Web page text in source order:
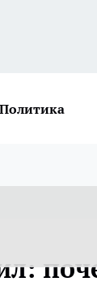
Политика